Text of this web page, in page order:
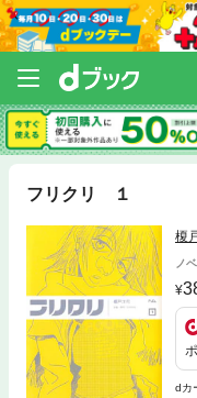
フリクリ １
榎
ノ
dカ